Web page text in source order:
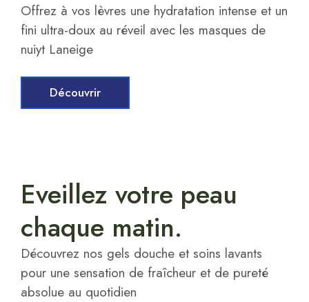
Offrez à vos lèvres une hydratation intense et un
fini ultra-doux au réveil avec les masques de
nuiyt Laneige
Découvrir
Eveillez votre peau
chaque matin.
Découvrez nos gels douche et soins lavants
pour une sensation de fraîcheur et de pureté
absolue au quotidien